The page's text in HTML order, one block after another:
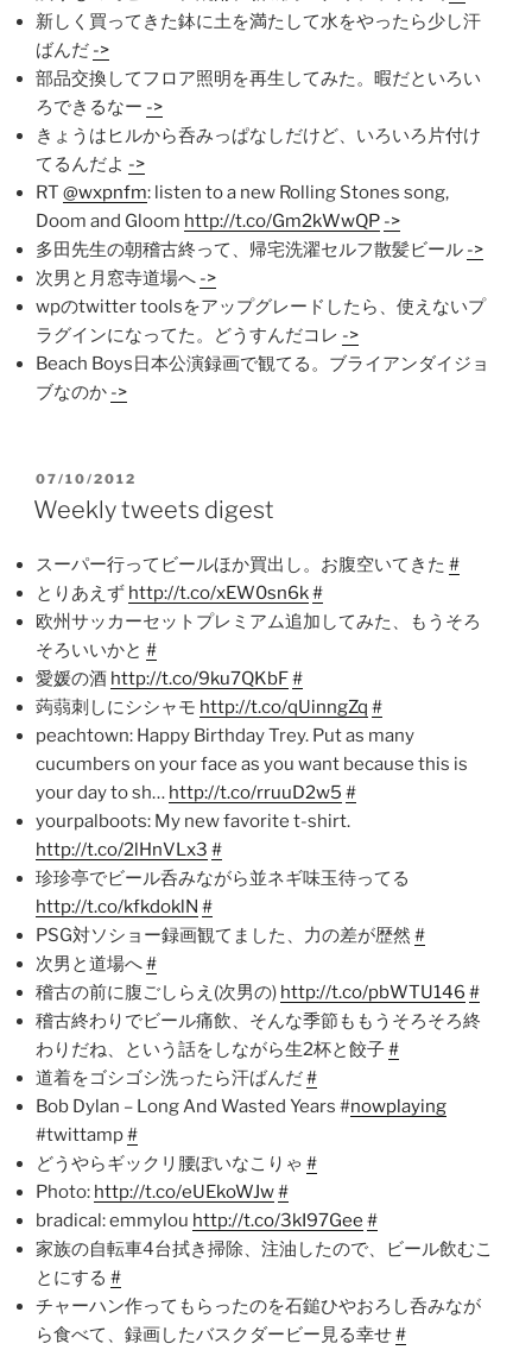
新しく買ってきた鉢に土を満たして水をやったら少し汗
ばんだ ->
部品交換してフロア照明を再生してみた。暇だといろい
ろできるなー ->
きょうはヒルから呑みっぱなしだけど、いろいろ片付け
てるんだよ ->
RT @wxpnfm: listen to a new Rolling Stones song,
Doom and Gloom http://t.co/Gm2kWwQP ->
多田先生の朝稽古終って、帰宅洗濯セルフ散髪ビール ->
次男と月窓寺道場へ ->
wpのtwitter toolsをアップグレードしたら、使えないプ
ラグインになってた。どうすんだコレ ->
Beach Boys日本公演録画で観てる。ブライアンダイジョ
ブなのか ->
POSTED
ON
07/10/2012
Weekly tweets digest
スーパー行ってビールほか買出し。お腹空いてきた #
とりあえず http://t.co/xEW0sn6k#
欧州サッカーセットプレミアム追加してみた、もうそろ
そろいいかと #
愛媛の酒 http://t.co/9ku7QKbF#
蒟蒻刺しにシシャモ http://t.co/qUinngZq #
peachtown: Happy Birthday Trey. Put as many
cucumbers on your face as you want because this is
your day to sh… http://t.co/rruuD2w5 #
yourpalboots: My new favorite t-shirt.
http://t.co/2lHnVLx3 #
珍珍亭でビール呑みながら並ネギ味玉待ってる
http://t.co/kfkdoklN #
PSG対ソショー録画観てました、力の差が歴然 #
次男と道場へ#
稽古の前に腹ごしらえ(次男の) http://t.co/pbWTU146 #
稽古終わりでビール痛飲、そんな季節ももうそろそろ終
わりだね、という話をしながら生2杯と餃子#
道着をゴシゴシ洗ったら汗ばんだ#
Bob Dylan – Long And Wasted Years #nowplaying
#twittamp#
どうやらギックリ腰ぽいなこりゃ #
Photo: http://t.co/eUEkoWJw#
bradical: emmylou http://t.co/3kI97Gee #
家族の自転車4台拭き掃除、注油したので、ビール飲むこ
とにする #
チャーハン作ってもらったのを石鎚ひやおろし呑みなが
ら食べて、録画したバスクダービー見る幸せ#